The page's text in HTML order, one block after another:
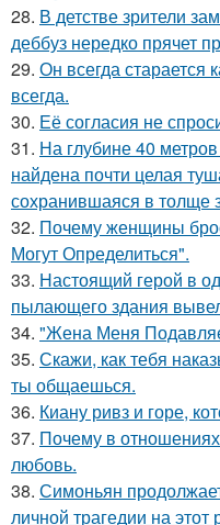
28. В детстве зрители
деббуз нередко прячет
29. Он всегда старается
всегда.
30. Её согласия не
31. На глубине 40
найдена почти целая
сохранившаяся в толще
32. Почему женщины
Могут Определиться".
33. Настоящий герой в
пылающего здания
34. "Жена Меня
35. Скажи, как тебя
ты общаешься.
36. Киану ривз и горе,
37. Почему в
любовь.
38. Симоньян
личной трагедии на